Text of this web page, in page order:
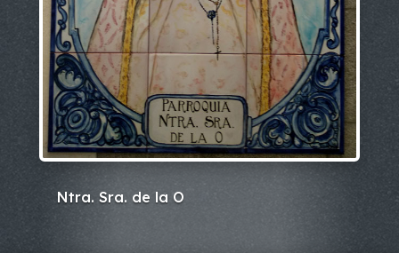
Ntra. Sra. de la O